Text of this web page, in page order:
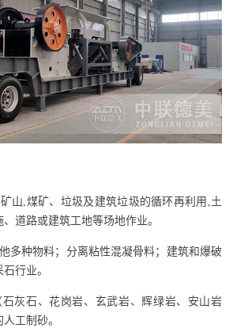
山,煤矿、垃圾及建筑垃圾的循环再利用,土
道路或建筑工地等场地作业。
多种物料；分离粘性混凝骨料；建筑和爆破
行业。
灰石、花岗岩、玄武岩、辉绿岩、安山岩
工制砂。